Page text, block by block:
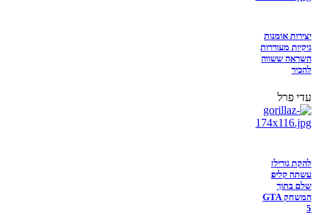
יצירות אומנות
גיקיות מעוררות
השראה ששווה
להכיר
עדי פרל
להקת גורילז
עשתה קליפ
שלם בתוך
המשחק GTA
5